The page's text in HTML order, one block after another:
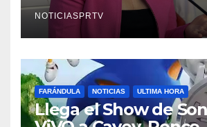
NOTICIASPRTV
FARÁNDULA NOTICIAS ULTIMA HORA
Llega el Show de